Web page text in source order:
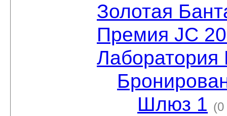
Золотая
Премия JC
Шлюз 1